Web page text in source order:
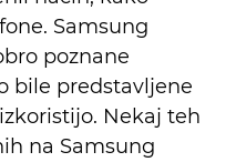
Samsung
poznane
bile predstavljene
Nekaj teh
na Samsung